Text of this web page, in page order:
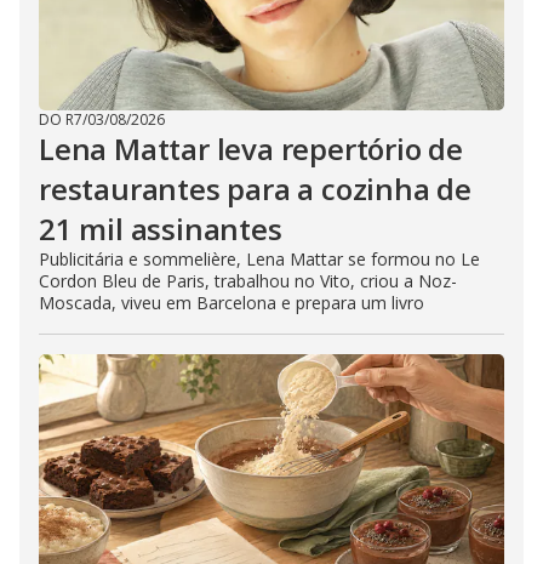
DO R7/03/08/2026
Lena Mattar leva repertório de
restaurantes para a cozinha de
21 mil assinantes
Publicitária e sommelière, Lena Mattar se formou no Le
Cordon Bleu de Paris, trabalhou no Vito, criou a Noz-
Moscada, viveu em Barcelona e prepara um livro